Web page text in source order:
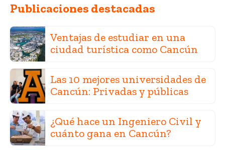
Publicaciones destacadas
Ventajas de estudiar en una
ciudad turística como Cancún
Las 10 mejores universidades de
Cancún: Privadas y públicas
¿Qué hace un Ingeniero Civil y
cuánto gana en Cancún?